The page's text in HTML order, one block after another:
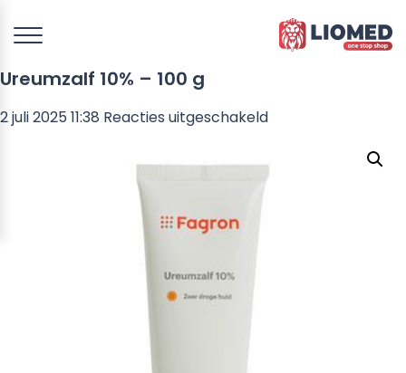
Ureumzalf 10% – 100 g
2 juli 2025 11:38 Reacties uitgeschakeldvoor
10%
–